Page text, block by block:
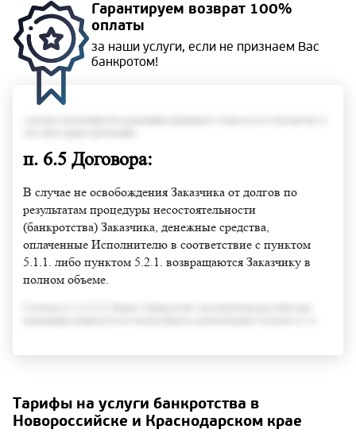
Гарантируем возврат 100%
оплаты
за наши услуги, если не признаем Вас
банкротом!
п. 6.5 Договора:
В случае не освобождения Заказчика от долгов по
результатам процедуры несостоятельности
(банкротства) Заказчика, денежные средства,
оплаченные Исполнителю в соответствие с пунктом
5.1.1. либо пунктом 5.2.1. возвращаются Заказчику в
полном объеме.
Тарифы на услуги банкротства в
Новороссийске и Краснодарском крае